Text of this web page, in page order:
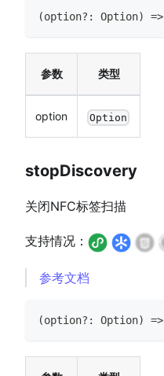
(option? : Option) =>
参数 类型
option Option
stopDiscovery
关闭NFC标签扫描
支持情况：
参考文档
(option? : Option) =>